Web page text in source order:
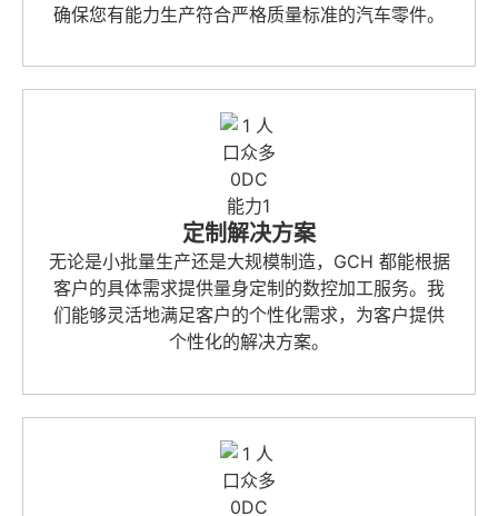
确保您有能力生产符合严格质量标准的汽车零件。
定制解决方案
无论是小批量生产还是大规模制造，GCH 都能根据
客户的具体需求提供量身定制的数控加工服务。我
们能够灵活地满足客户的个性化需求，为客户提供
个性化的解决方案。